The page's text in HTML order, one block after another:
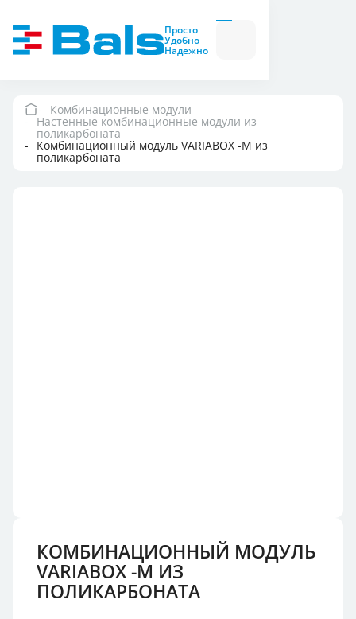
Просто
Удобно
Надежно
Вилки
и
розетки
модули
Вилки и розетки
Компания
Комбинационные модули
Настенные комбинационные модули из
поликарбоната
Комбинационный модуль VARIABOX -M из
поликарбоната
КОМБИНАЦИОННЫЙ МОДУЛЬ
VARIABOX -M ИЗ
ПОЛИКАРБОНАТА